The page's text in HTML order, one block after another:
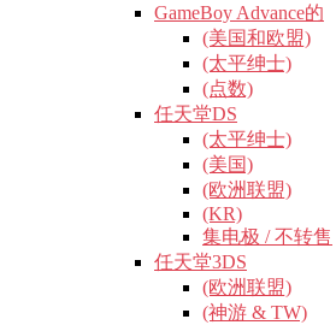
GameBoy Advance的
(美国和欧盟)
(太平绅士)
(点数)
任天堂DS
(太平绅士)
(美国)
(欧洲联盟)
(KR)
集电极 / 不转售
任天堂3DS
(欧洲联盟)
(神游 & TW)